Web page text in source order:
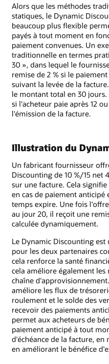
Alors que les méthodes
statiques, le Dynamic
beaucoup plus flexible
payés à tout moment en
paiement convenues. Un
traditionnelle en termes
30 », dans lequel le
remise de 2 % si le
suivant la levée de la
le montant total en 30
si l'acheteur paie après 12
l'émission de la facture.
Illustration du
Un fabricant fournisseur
Discounting de 10 %/15 net
sur une facture. Cela
en cas de paiement
temps expire. Une fois
au jour 20, il reçoit une
calculée dynamiquement.
Le Dynamic Discounting
pour les deux partenaires
cela renforce la santé
cela améliore également
chaîne
améliore les flux de
roulement et le solde des
recevoir des paiements
permet aux acheteurs de
paiement anticipé à tout
d'échéance de la facture,
en améliorant le bénéfice